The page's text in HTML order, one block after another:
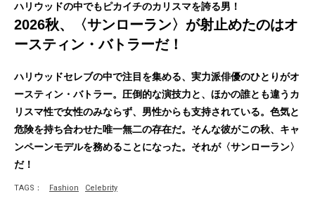
ハリウッドの中でもピカイチのカリスマを誇る男！
2026秋、〈サンローラン〉が射止めたのはオ
ースティン・バトラーだ！
ハリウッドセレブの中で注目を集める、実力派俳優のひとりがオ
ースティン・バトラー。圧倒的な演技力と、ほかの誰とも違うカ
リスマ性で女性のみならず、男性からも支持されている。色気と
危険を持ち合わせた唯一無二の存在だ。そんな彼がこの秋、キャ
ンペーンモデルを務めることになった。それが〈サンローラン〉
だ！
TAGS： Fashion Celebrity